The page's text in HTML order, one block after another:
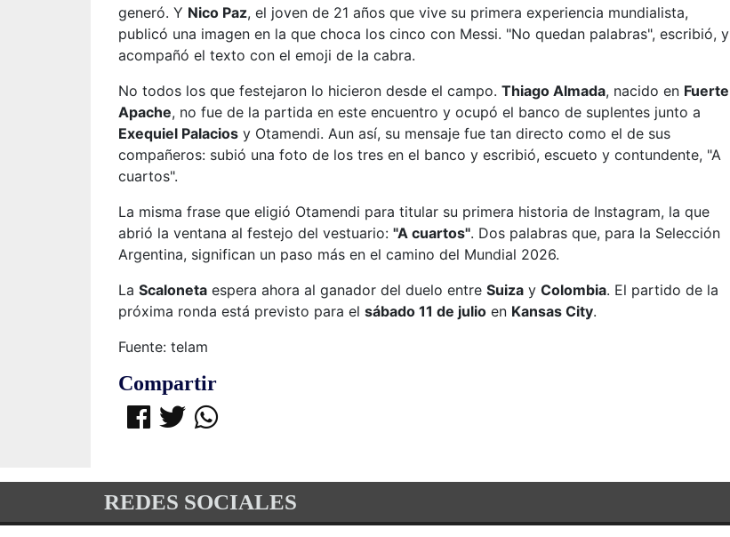
generó. Y Nico Paz, el joven de 21 años que vive su primera experiencia mundialista,
publicó una imagen en la que choca los cinco con Messi. "No quedan palabras", escribió, y
acompañó el texto con el emoji de la cabra.
No todos los que festejaron lo hicieron desde el campo. Thiago Almada, nacido en Fuerte
Apache, no fue de la partida en este encuentro y ocupó el banco de suplentes junto a
Exequiel Palacios y Otamendi. Aun así, su mensaje fue tan directo como el de sus
compañeros: subió una foto de los tres en el banco y escribió, escueto y contundente, "A
cuartos".
La misma frase que eligió Otamendi para titular su primera historia de Instagram, la que
abrió la ventana al festejo del vestuario: "A cuartos". Dos palabras que, para la Selección
Argentina, significan un paso más en el camino del Mundial 2026.
La Scaloneta espera ahora al ganador del duelo entre Suiza y Colombia. El partido de la
próxima ronda está previsto para el sábado 11 de julio en Kansas City.
Fuente: telam
Compartir
REDES SOCIALES